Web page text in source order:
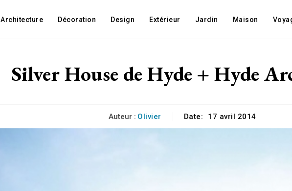
Architecture Décoration Design Extérieur Jardin Maison
Silver House de Hyde + Hyde
Auteur : Olivier Date: 17 avril 2014